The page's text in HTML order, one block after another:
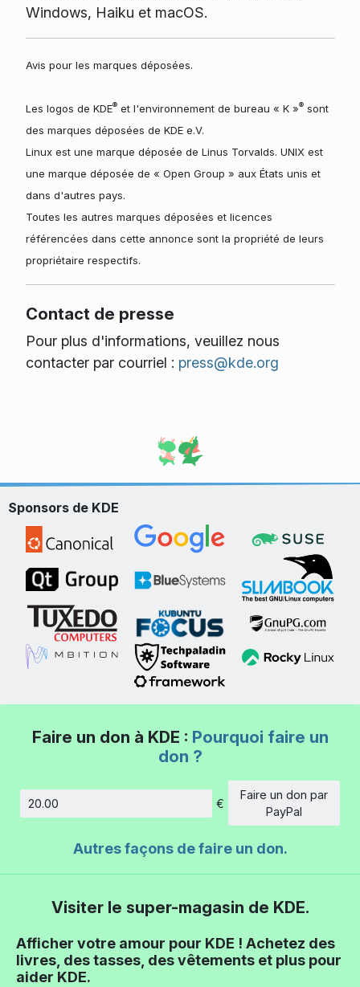
Windows, Haiku et macOS.
Avis pour les marques déposées.
Les logos de KDE®et l'environnement de bureau « K »®sont
des marques déposées de KDE e.V.
Linux est une marque déposée de Linus Torvalds. UNIX est
une marque déposée de « Open Group » aux États unis et
dans d'autres pays.
Toutes les autres marques déposées et licences
référencées dans cette annonce sont la propriété de leurs
propriétaire respectifs.
Contact de presse
Pour plus d'informations, veuillez nous
contacter par courriel : press@kde.org
Sponsors de KDE
Faire un don à KDE : Pourquoi faire un
don ?
Montant
€
Faire un don par
PayPal
Autres façons de faire un don.
Visiter le super-magasin de KDE.
Afficher votre amour pour KDE ! Achetez des
livres, des tasses, des vêtements et plus pour
aider KDE.